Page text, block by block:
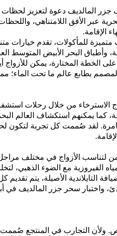
جزر المالديف دعوة لتعزيز لحظات
الأفق اللامتناهي،
الإقامة.
للمأكولات، تقدم خيارات
وأطباق البحر
الأبيض المتوسط
على الخطة المختارة، يمكن للأزواج
بطابع عالم ما تحت الماء؛
الاسترخاء من خلال رحلات
، كما يمكنهم استكشاف العالم
. لقد صُممت كل تجربة لتكون
.
لتناسب الأزواج في مختلف
الفيروزية مع الضوء الذهبي،
التايلاندية الأصيلة، يتم تقديم
واختبار سحر جزر المالديف في
ولأن التجارب في المنتجع